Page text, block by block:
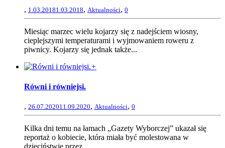
, 1.03.20181.03.2018, Aktualności, 0
Miesiąc marzec wielu kojarzy się z nadejściem wiosny,
cieplejszymi temperaturami i wyjmowaniem roweru z
piwnicy. Kojarzy się jednak także...
+
Równi i równiejsi.
, 26.07.202011.09.2020, Aktualności, 0
Kilka dni temu na łamach „Gazety Wyborczej” ukazał się
reportaż o kobiecie, która miała być molestowana w
dzieciństwie przez...